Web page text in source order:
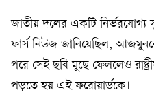
জাতীয় দলের একটি নির্ভরযোগ্য
ফার্স নিউজ জানিয়েছিল,
পরে সেই ছবি মুছে ফেললেও
পড়তে হয় এই ফরোয়ার্ডকে।